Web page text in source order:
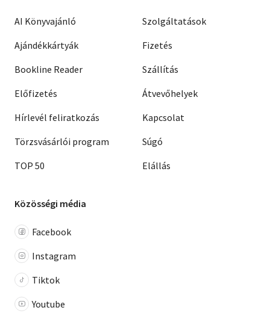
AI Könyvajánló
Ajándékkártyák
Bookline Reader
Előfizetés
Hírlevél feliratkozás
Törzsvásárlói program
TOP 50
Szolgáltatások
Fizetés
Szállítás
Átvevőhelyek
Kapcsolat
Súgó
Elállás
Közösségi média
Facebook
Instagram
Tiktok
Youtube